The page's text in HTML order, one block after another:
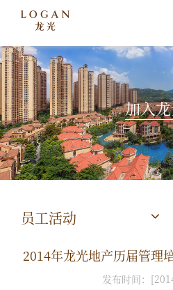
加入
员工活动
2014年龙光地产历届管理
发布时间：